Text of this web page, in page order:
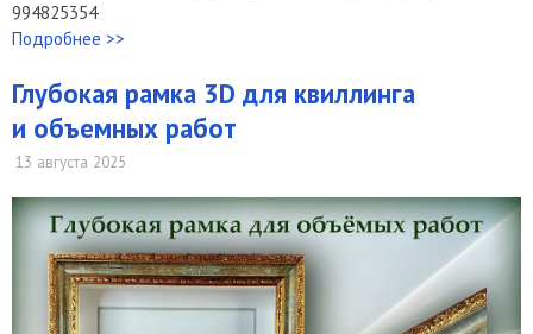
994825354
Подробнее >>
Глубокая рамка 3D для квиллинга
и объемных работ
13 августа 2025